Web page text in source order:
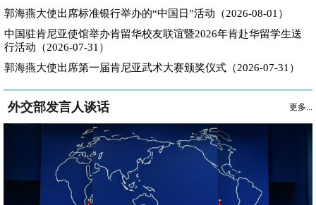
郭海燕大使出席标准银行举办的“中国日”活动（2026-08-01）
中国驻肯尼亚使馆举办肯留华校友联谊暨2026年肯赴华留学生送
行活动（2026-07-31）
郭海燕大使出席第一届肯尼亚武术大赛颁奖仪式（2026-07-31）
外交部发言人谈话 更多...